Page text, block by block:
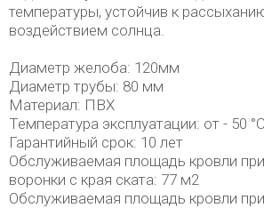
температуры, устойчив к
воздействием солнца.
Диаметр желоба: 120мм
Диаметр трубы: 80 мм
Материал: ПВХ
Температура эксплуатации: от - 50
Гарантийный срок: 10 лет
Обслуживаемая площадь кровли
воронки с края ската: 77 м2
Обслуживаемая площадь кровли